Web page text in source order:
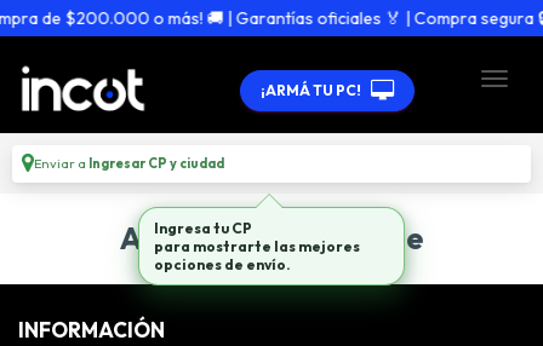
de $200.000 o más! 🚚 | Garantías oficiales 🏅 | Compra segura 🔒
¡ARMÁ TU PC!
Enviar a Ingresar CP y ciudad
Artículo no disponible
INFORMACIÓN
Ingresa tu CP
para mostrarte las mejores
opciones de envío.